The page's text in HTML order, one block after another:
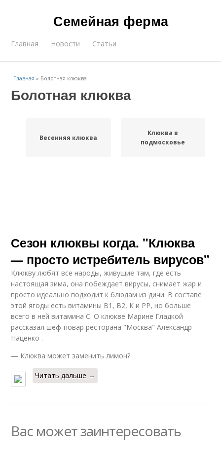
Семейная ферма
Главная Новости Статьи
Главная » Болотная клюква
Болотная клюква
Весенняя клюква
Клюква в
подмосковье
Сезон клюквы когда. "Клюква
— просто истребитель вирусов"
Клюкву любят все народы, живущие там, где есть
настоящая зима, она побеждает вирусы, снимает жар и
просто идеально подходит к блюдам из дичи. В составе
этой ягоды есть витамины В1, В2, К и РР, но больше
всего в ней витамина С. О клюкве Марине Гладкой
рассказал шеф-повар ресторана "Москва" Александр
Наценко .
— Клюква может заменить лимон?
Читать дальше →
Вас может заинтересовать